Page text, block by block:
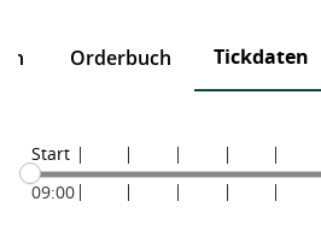
Orderbuch Tickdaten
Start
09:00